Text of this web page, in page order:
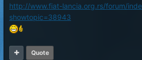
http://www.fiat-lancia.org.rs/forum/
showtopic=38943
Quote